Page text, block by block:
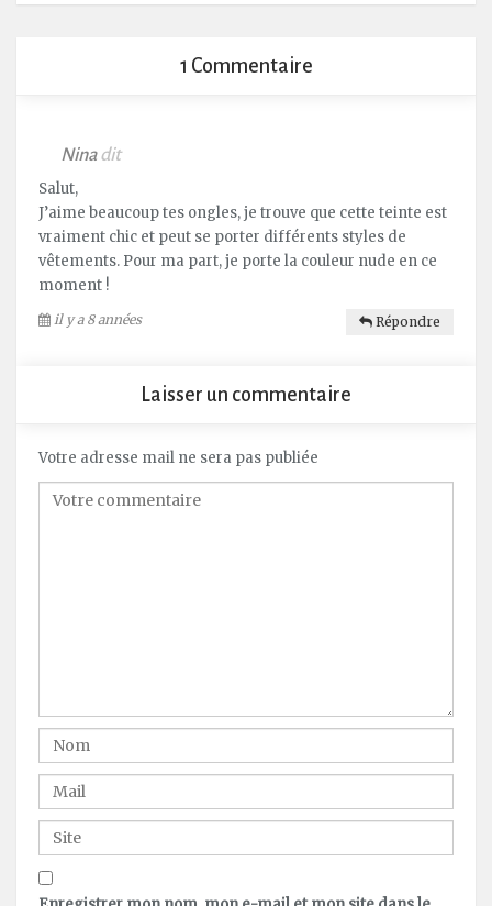
1 Commentaire
Ninadit
Salut,
J’aime beaucoup tes ongles, je trouve que cette teinte est
vraiment chic et peut se porter différents styles de
vêtements. Pour ma part, je porte la couleur nude en ce
moment !
il y a 8 années Répondre
Laisser un commentaire
Votre adresse mail ne sera pas publiée